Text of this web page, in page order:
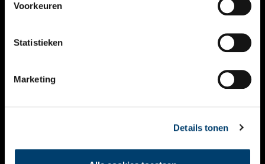
Voorkeuren
Statistieken
Marketing
Details tonen
KALENDER
THEMA’S
VIDEO’S
CONTACT